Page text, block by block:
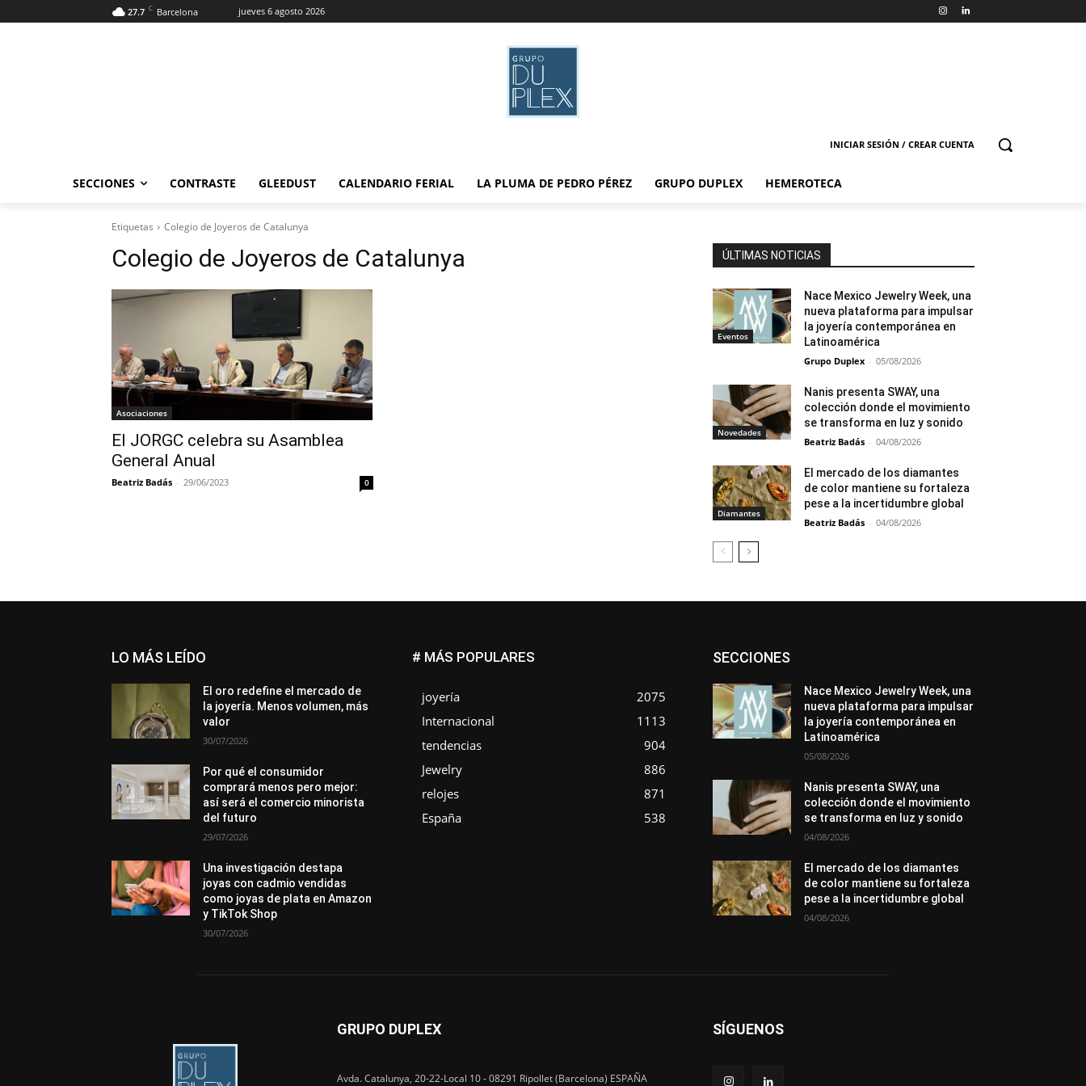
27.7 C Barcelona jueves 6 agosto 2026
INICIAR SESIÓN / CREAR CUENTA
SECCIONES CONTRASTE GLEEDUST CALENDARIO FERIAL LA PLUMA DE PEDRO PÉREZ GRUPO DUPLEX HEMEROTECA
Etiquetas Colegio de Joyeros de Catalunya
Colegio de Joyeros de Catalunya
Asociaciones
El JORGC celebra su Asamblea
General Anual
Beatriz Badás - 29/06/2023 0
ÚLTIMAS NOTICIAS
Eventos
Nace Mexico Jewelry Week, una
nueva plataforma para impulsar
la joyería contemporánea en
Latinoamérica
Grupo Duplex - 05/08/2026
Novedades
Nanis presenta SWAY, una
colección donde el movimiento
se transforma en luz y sonido
Beatriz Badás - 04/08/2026
Diamantes
El mercado de los diamantes
de color mantiene su fortaleza
pese a la incertidumbre global
Beatriz Badás - 04/08/2026
LO MÁS LEÍDO
El oro redefine el mercado de
la joyería. Menos volumen, más
valor
30/07/2026
Por qué el consumidor
comprará menos pero mejor:
así será el comercio minorista
del futuro
29/07/2026
Una investigación destapa
joyas con cadmio vendidas
como joyas de plata en Amazon
y TikTok Shop
30/07/2026
# MÁS POPULARES
joyería
2075
Internacional
1113
tendencias
904
Jewelry
886
relojes
871
España
538
SECCIONESAsociaciones
En tendencia
In memoriam
La Pluma de Pedro Pérez
México
Mundo Técnico
Novedades
Opiniones
Perspectiva
Premios
Secciones
Sin categoría
Nace Mexico Jewelry Week, una
nueva plataforma para impulsar
la joyería contemporánea en
Latinoamérica
05/08/2026
Nanis presenta SWAY, una
colección donde el movimiento
se transforma en luz y sonido
04/08/2026
El mercado de los diamantes
de color mantiene su fortaleza
pese a la incertidumbre global
04/08/2026
GRUPO DUPLEX
Avda. Catalunya, 20-22-Local 10 - 08291 Ripollet (Barcelona) ESPAÑA
SÍGUENOS